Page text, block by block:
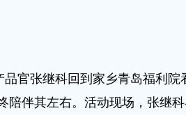
张继科回到家乡青岛福利院
陪伴其左右。活动现场，张继